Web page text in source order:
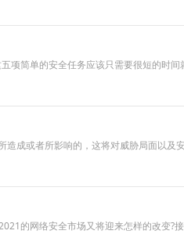
简单的安全任务应该只需要很短的时间
成或者所影响的，这将对威胁局面以及
的网络安全市场又将迎来怎样的改变?